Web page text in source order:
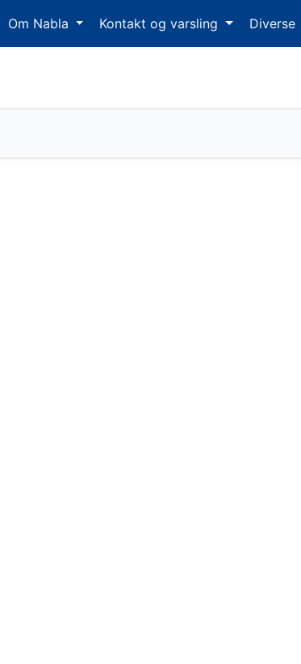
Om Nabla Kontakt og varsling Diverse